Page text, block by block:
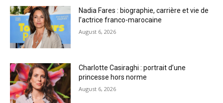
Nadia Fares : biographie, carrière et vie de
l’actrice franco-marocaine
August 6, 2026
Charlotte Casiraghi : portrait d’une
princesse hors norme
August 6, 2026